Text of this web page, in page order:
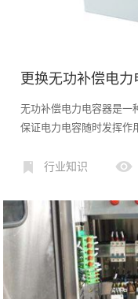
更换无功补偿电
无功补偿电力电容器是一
保证电力电容随时发挥作
而，许多用户感到困惑
来今天的文章一起讨论
行业知识